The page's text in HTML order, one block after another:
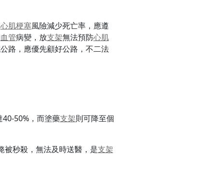
心肌梗塞風險減少死亡率，應遵
血管病變，放支架無法預防心肌
路，應優先顧好公路，不二法
50%，而塗藥支架則可降至個
被秒殺，無法及時送醫，是支架